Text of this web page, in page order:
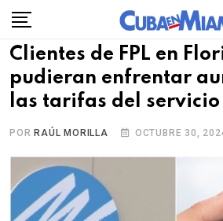
Skip
content
Clientes de FPL en
pudieran enfrentar
las tarifas del
POR RAÚL MORILLA OCTUBRE 30,